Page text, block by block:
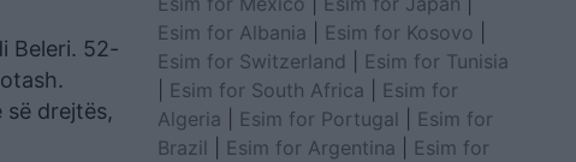
Beleri. 52-
drejtës,
Esim for Albania
Esim for Kosovo
Esim for Switzerland
Esim for Tunisia
Esim for South Africa
Esim for
Algeria
Esim for Portugal
Esim for
Brazil
Esim for Argentina
Esim for